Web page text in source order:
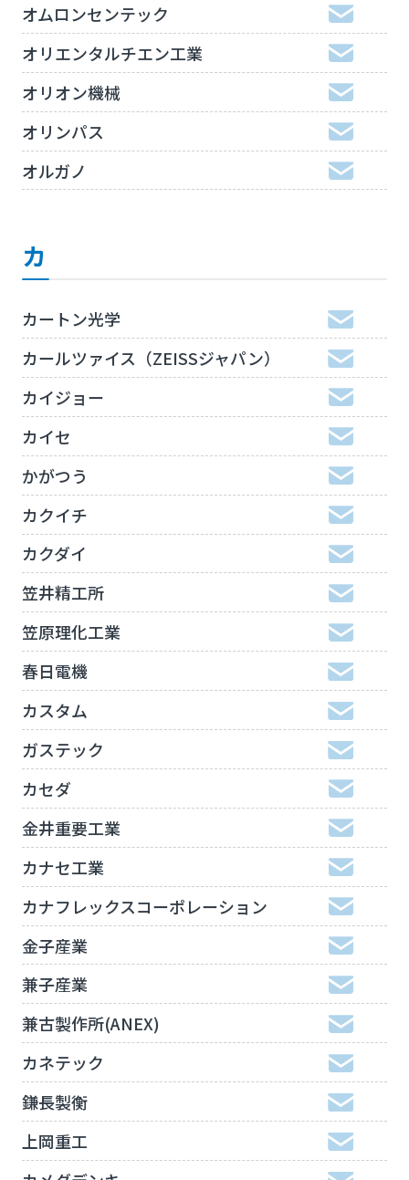
オムロンセンテック
オリエンタルチエン工業
オリオン機械
オリンパス
オルガノ
カ
カートン光学
カールツァイス（ZEISSジャパン）
カイジョー
カイセ
かがつう
カクイチ
カクダイ
笠井精工所
笠原理化工業
春日電機
カスタム
ガステック
カセダ
金井重要工業
カナセ工業
カナフレックスコーポレーション
金子産業
兼子産業
兼古製作所(ANEX)
カネテック
鎌長製衡
上岡重工